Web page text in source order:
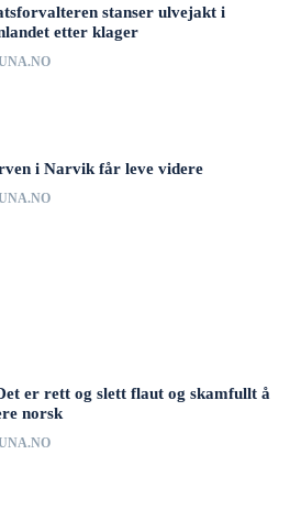
stanser ulvejakt i
etter klager
i Narvik får leve videre
er rett og slett flaut og skamfullt å
norsk